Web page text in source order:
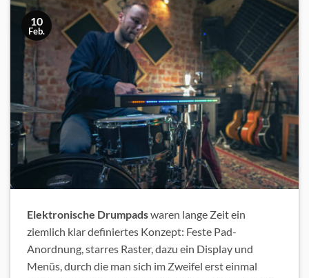
10
Feb.
Elektronische Drumpadswaren lange Zeit ein
ziemlich klar definiertes Konzept: Feste Pad-
Anordnung, starres Raster, dazu ein Display und
Menüs, durch die man sich im Zweifel erst einmal